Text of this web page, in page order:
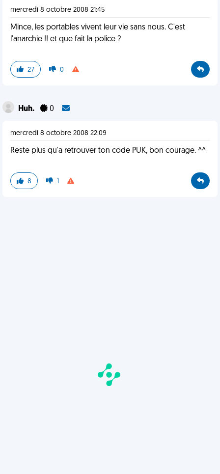
mercredi 8 octobre 2008 21:45
Mince, les portables vivent leur vie sans nous. C'est
l'anarchie !! et que fait la police ?
27 0
Huh. 0
mercredi 8 octobre 2008 22:09
Reste plus qu'a retrouver ton code PUK, bon courage. ^^
8 1